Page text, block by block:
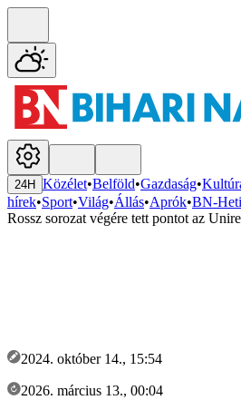
24H Közélet•Belföld•Gazdaság•
hírek•Sport•Világ•Állás•Aprók•BN-
Rossz sorozat végére tett pontot az
2024. október 14., 15:54
2026. március 13., 00:04